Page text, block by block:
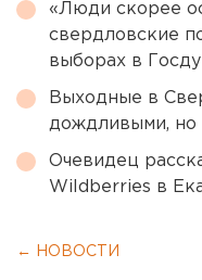
«Люди скорее
свердловские
выборах в
Выходные в
дождливыми, но
Очевидец
Wildberries в
← НОВОСТИ